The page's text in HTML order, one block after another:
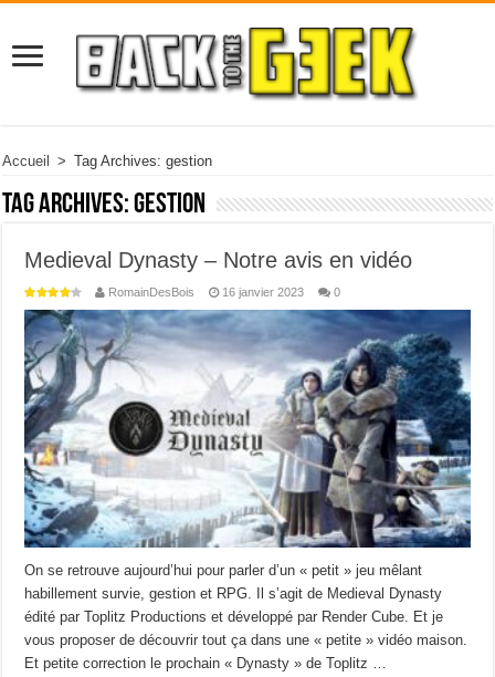
Accueil > Tag Archives: gestion
Tag Archives:gestion
Medieval Dynasty – Notre avis en vidéo
RomainDesBois 16 janvier 2023 0
On se retrouve aujourd’hui pour parler d’un « petit » jeu mêlant
habillement survie, gestion et RPG. Il s’agit de Medieval Dynasty
édité par Toplitz Productions et développé par Render Cube. Et je
vous proposer de découvrir tout ça dans une « petite » vidéo maison.
Et petite correction le prochain « Dynasty » de Toplitz …